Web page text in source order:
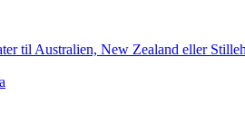
til Australien, New Zealand eller